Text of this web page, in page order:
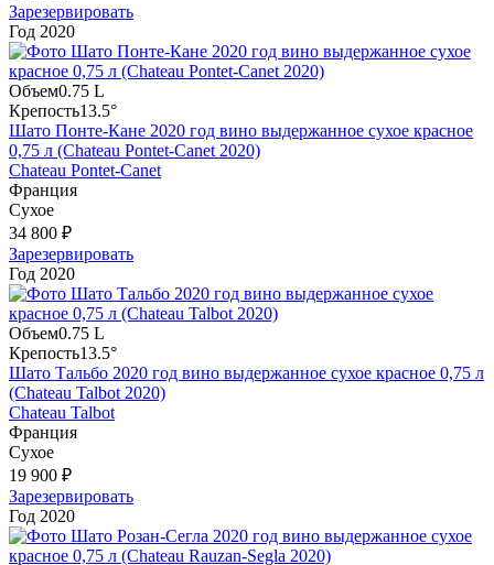
Зарезервировать
Год 2020
Объем0.75 L
Крепость13.5°
Шато Понте-Кане 2020 год вино выдержанное сухое красное
0,75 л (Chateau Pontet-Canet 2020)
Chateau Pontet-Canet
Франция
Сухое
34 800 ₽
Зарезервировать
Год 2020
Объем0.75 L
Крепость13.5°
Шато Тальбо 2020 год вино выдержанное сухое красное 0,75 л
(Chateau Talbot 2020)
Chateau Talbot
Франция
Сухое
19 900 ₽
Зарезервировать
Год 2020